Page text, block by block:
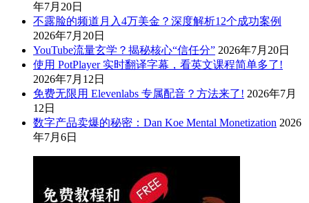
年7月20日
不露脸的频道月入4万美金？深度解析12个成功案例
2026年7月20日
YouTube流量玄学？揭秘核心“信任分” 2026年7月20日
使用 PotPlayer 实时翻译字幕，看英文课程简单多了!
2026年7月12日
免费无限用 Elevenlabs 专属配音？方法来了! 2026年7月
12日
数字产品卖爆的秘密：Dan Koe Mental Monetization 2026
年7月6日